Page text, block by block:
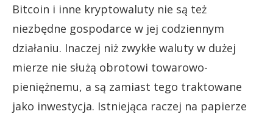
Bitcoin i inne kryptowaluty nie są też
niezbędne gospodarce w jej codziennym
działaniu. Inaczej niż zwykłe waluty w dużej
mierze nie służą obrotowi towarowo-
pieniężnemu, a są zamiast tego traktowane
jako inwestycja. Istniejąca raczej na papierze